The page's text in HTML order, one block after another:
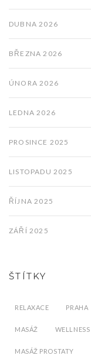
DUBNA 2026
BŘEZNA 2026
ÚNORA 2026
LEDNA 2026
PROSINCE 2025
LISTOPADU 2025
ŘÍJNA 2025
ZÁŘÍ 2025
ŠTÍTKY
RELAXACE PRAHA
MASÁŽ WELLNESS
MASÁŽ PROSTATY